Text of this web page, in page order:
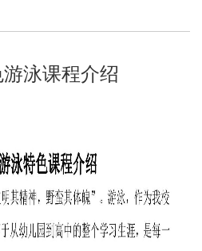
泳课程介绍